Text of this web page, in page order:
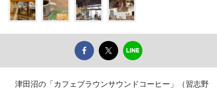
津田沼の「カフェブラウンサウンドコーヒー」（習志野